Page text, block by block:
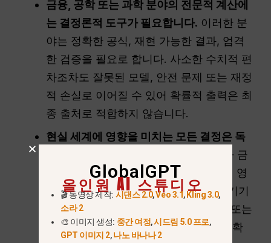
금융, 공학 또는 과학 분야의 전문적 계산에
는 결정론적 도구가 필요합니다. 이러한 분
야는 정확한 공식, 재현 가능한 결과, 엄격
한 검증을 필요로 합니다. 사소한 수치적 편
차조차도 잘못된 모델, 안전 문제 또는 재정
적 손실로 이어질 수 있어 확률적 출력은 최
종 출처로 적합하지 않습니다.
현실 세계에 영향을 미치는 모든 결정은 독
계산 결과가 금
전, 안전, 규정 준수 또는 중대한 결과에 영
향을 미칠 경우, 신뢰하거나 실행에 옮기기
전에 반드시 전용 수학 계산기, 계산기 또는
분야별 소프트웨어를 사용하여 결과를 확
GlobalGPT
올인원 AI 스튜디오
🎬 동영상 제작: 시댄스 2.0,Veo 3.1, Kling 3.0,
소라 2
🎨 이미지 생성: 중간 여정,시드림 5.0 프로,
GPT 이미지 2,나노 바나나 2